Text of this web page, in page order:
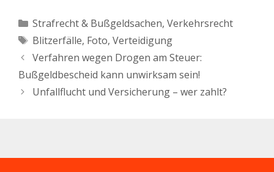
nachdem man geblitzt
wurde, wichtig. Denn:
nun beginnen wichtige
Fristen zu laufen. Man
kann sich nämlich mit
allen legalen Mitteln, die
Kategorien
Strafrecht & Bußgeldsachen, Verkehrsrecht
Schlagwörter
Blitzerfälle, Foto, Verteidigung
Verfahren wegen Drogen am Steuer:
Bußgeldbescheid kann unwirksam sein!
Unfallflucht und Versicherung – wer zahlt?